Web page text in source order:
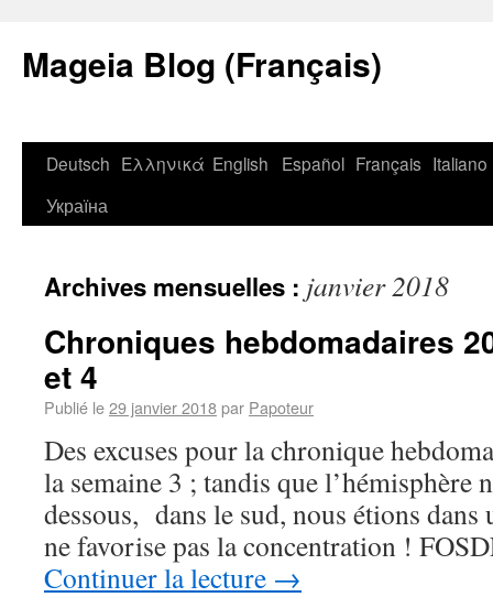
Mageia Blog (Français)
Deutsch Ελληνικά English Español Français Italiano
Україна
Archives mensuelles : janvier 2018
Chroniques hebdomadaires
et 4
Publié le29 janvier 2018par Papoteur
Des excuses pour la chronique
la semaine 3 ; tandis que l’hémisphère
dessous, dans le sud, nous étions dans
ne favorise pas la concentration !
Continuer la lecture →